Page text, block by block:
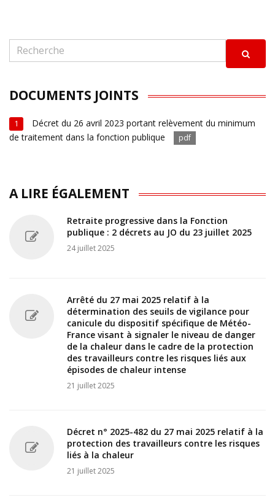
DOCUMENTS JOINTS
1
Décret du 26 avril 2023 portant relèvement du minimum
de traitement dans la fonction publique
pdf
A LIRE ÉGALEMENT
Retraite progressive dans la Fonction
publique : 2 décrets au JO du 23 juillet 2025
24 juillet 2025
Arrêté du 27 mai 2025 relatif à la
détermination des seuils de vigilance pour
canicule du dispositif spécifique de Météo-
France visant à signaler le niveau de danger
de la chaleur dans le cadre de la protection
des travailleurs contre les risques liés aux
épisodes de chaleur intense
21 juillet 2025
Décret n° 2025-482 du 27 mai 2025 relatif à la
protection des travailleurs contre les risques
liés à la chaleur
21 juillet 2025